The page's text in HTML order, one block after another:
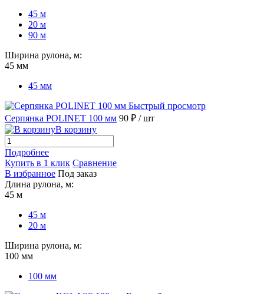
45 м
20 м
90 м
Ширина рулона, м:
45 мм
45 мм
Быстрый просмотр
Серпянка POLINET 100 мм 90 ₽ / шт
В корзину
Подробнее
Купить в 1 клик Сравнение
В избранное Под заказ
Длина рулона, м:
45 м
45 м
20 м
Ширина рулона, м:
100 мм
100 мм